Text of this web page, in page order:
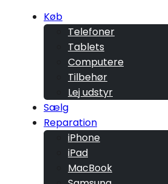
Køb
Telefoner
Tablets
Computere
Tilbehør
Lej udstyr
Sælg
Reparation
iPhone
iPad
MacBook